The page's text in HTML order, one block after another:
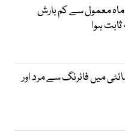
معمول سے کم بارش
ہوا
میں فائرنگ سے مرد اور